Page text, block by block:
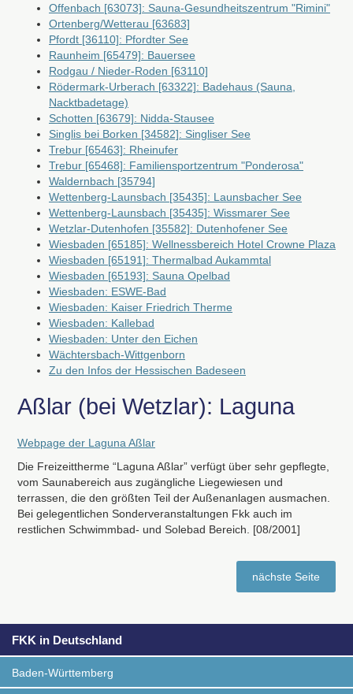
Offenbach [63073]: Sauna-Gesundheitszentrum "Rimini"
Ortenberg/Wetterau [63683]
Pfordt [36110]: Pfordter See
Raunheim [65479]: Bauersee
Rodgau / Nieder-Roden [63110]
Rödermark-Urberach [63322]: Badehaus (Sauna,
Nacktbadetage)
Schotten [63679]: Nidda-Stausee
Singlis bei Borken [34582]: Singliser See
Trebur [65463]: Rheinufer
Trebur [65468]: Familiensportzentrum "Ponderosa"
Waldernbach [35794]
Wettenberg-Launsbach [35435]: Launsbacher See
Wettenberg-Launsbach [35435]: Wissmarer See
Wetzlar-Dutenhofen [35582]: Dutenhofener See
Wiesbaden [65185]: Wellnessbereich Hotel Crowne Plaza
Wiesbaden [65191]: Thermalbad Aukammtal
Wiesbaden [65193]: Sauna Opelbad
Wiesbaden: ESWE-Bad
Wiesbaden: Kaiser Friedrich Therme
Wiesbaden: Kallebad
Wiesbaden: Unter den Eichen
Wächtersbach-Wittgenborn
Zu den Infos der Hessischen Badeseen
Aßlar (bei Wetzlar): Laguna
Webpage der Laguna Aßlar
Die Freizeittherme “Laguna Aßlar” verfügt über sehr gepflegte,
vom Saunabereich aus zugängliche Liegewiesen und
terrassen, die den größten Teil der Außenanlagen ausmachen.
Bei gelegentlichen Sonderveranstaltungen Fkk auch im
restlichen Schwimmbad- und Solebad Bereich. [08/2001]
nächste Seite
FKK in Deutschland
Baden-Württemberg